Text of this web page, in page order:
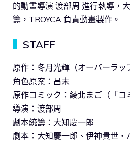
的動畫導演 渡部周 進行執導，
籌，TROYCA 負責動畫製作。
STAFF
原作：冬月光輝（オーバーラッ
角色原案：昌未
原作コミック：綾北まご（「コ
導演：渡部周
劇本統籌：大知慶一郎
劇本：大知慶一郎、伊神貴世・